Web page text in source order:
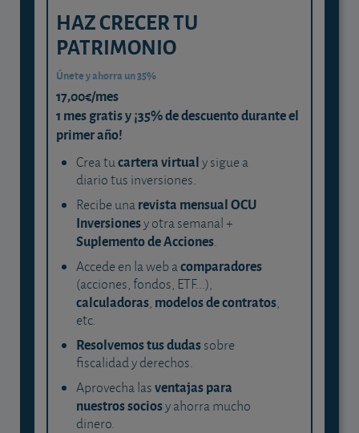
HAZ CRECER TU
PATRIMONIO
Únete y ahorra un 35%
17,00€/mes
1 mes gratis y ¡35% de descuento durante el
primer año!
Crea tucartera virtualy sigue a
diario tus inversiones.
Recibe unarevista mensual OCU
Inversionesy otra semanal +
Suplemento de Acciones.
Accede en la web acomparadores
(acciones, fondos, ETF...),
calculadoras, modelos de contratos,
etc.
Resolvemos tus dudassobre
fiscalidad y derechos.
Aprovecha lasventajas para
nuestros sociosy ahorra mucho
dinero.